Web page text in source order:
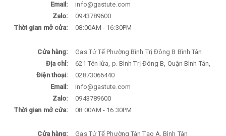
Email:
info@gastute.com
Zalo:
0943789600
Thời gian mở cửa:
08:00AM - 16:30PM
Cửa hàng:
Gas Tử Tế Phường Bình Trị Đông B Bình Tân
Địa chỉ:
621 Tên lửa, p. Bình Trị Đông B, Quận Bình Tân,
Điện thoại:
02873066440
Email:
info@gastute.com
Zalo:
0943789600
Thời gian mở cửa:
08:00AM - 16:30PM
Cửa hàng: Gas Tử Tế Phường Tân Tạo A, Bình Tân